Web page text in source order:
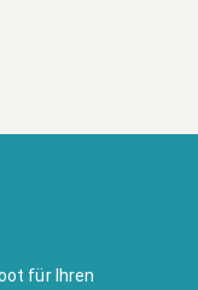
für Ihren